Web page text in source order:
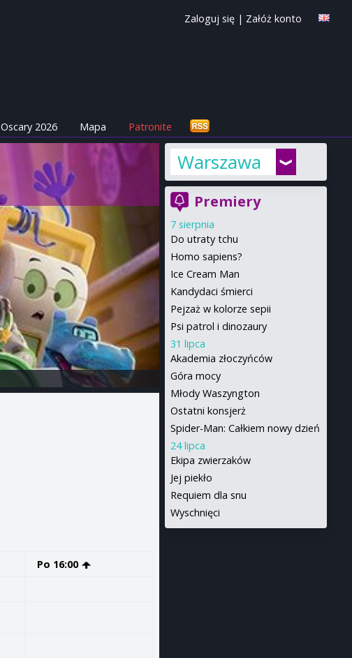
Zaloguj się | Załóż konto
Oscary 2026 Mapa Patronite
Po 16:00
Warszawa
Premiery
7 sierpnia
Do utraty tchu
Homo sapiens?
Ice Cream Man
Kandydaci śmierci
Pejzaż w kolorze sepii
Psi patrol i dinozaury
31 lipca
Akademia złoczyńców
Góra mocy
Młody Waszyngton
Ostatni konsjerż
Spider-Man: Całkiem nowy dzień
24 lipca
Ekipa zwierzaków
Jej piekło
Requiem dla snu
Wyschnięci